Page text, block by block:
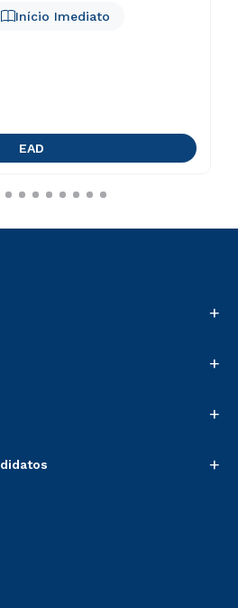
Início Imediato
EAD
+
+
+
+